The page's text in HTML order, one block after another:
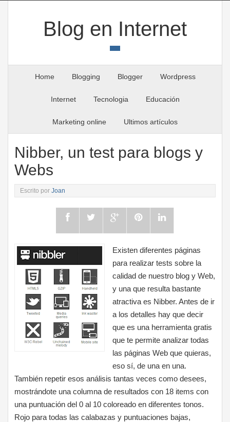
Blog en Internet
Home Blogging Blogger Wordpress
Internet Tecnologia Educación
Marketing online Ultimos artículos
Nibber, un test para blogs y
Webs
Escrito porJoan
Existen diferentes páginas
para realizar tests sobre la
calidad de nuestro blog y Web,
y una que resulta bastante
atractiva es Nibber. Antes de ir
a los detalles hay que decir
que es una herramienta gratis
que te permite analizar todas
las páginas Web que quieras,
eso sí, de una en una.
También repetir esos análisis tantas veces como desees,
mostrándote una columna de resultados con 18 items con
una puntuación del 0 al 10 coloreado en diferentes tonos.
Rojo para todas las calabazas y puntuaciones bajas,